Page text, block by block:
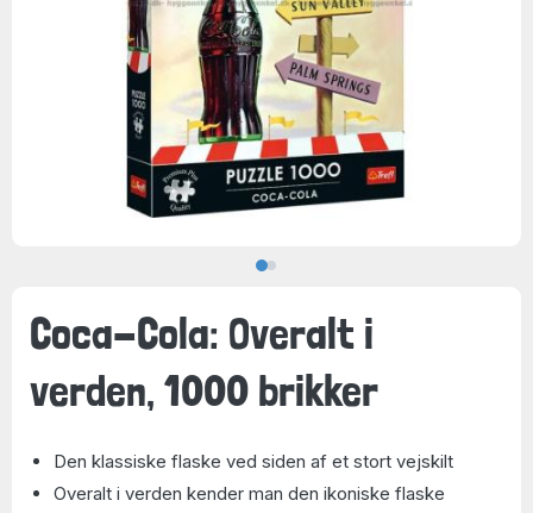
Coca-Cola: Overalt i
verden, 1000 brikker
Den klassiske flaske ved siden af et stort vejskilt
Overalt i verden kender man den ikoniske flaske